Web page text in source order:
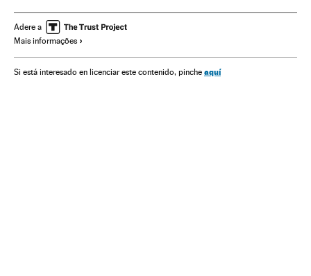
Eleições Colômbia 2014 Candidaturas políticas
Atos eleitorais
Eleições Centro Democrático Colômbia
Adere a
Mais informações
Si está interesado en licenciar este contenido, pinche aquí